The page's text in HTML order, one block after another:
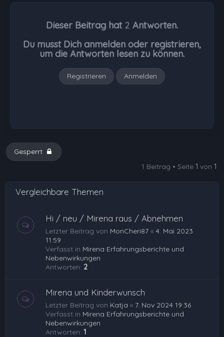
Dieser Beitrag hat 2 Antworten.
Du musst Dich anmelden oder registrieren,
um die Antworten lesen zu können.
Registrieren Anmelden
Gesperrt
1 Beitrag • Seite 1 von 1
Vergleichbare Themen
Hi / neu / Mirena raus / Abnehmen
Letzter Beitrag von MonCheri87 « 4. Mai 2023
11:59
Verfasst in Mirena Erfahrungsberichte und
Nebenwirkungen
Antworten: 2
Mirena und Kinderwunsch
Letzter Beitrag von Katja « 7. Nov 2024 19:36
Verfasst in Mirena Erfahrungsberichte und
Nebenwirkungen
Antworten: 1